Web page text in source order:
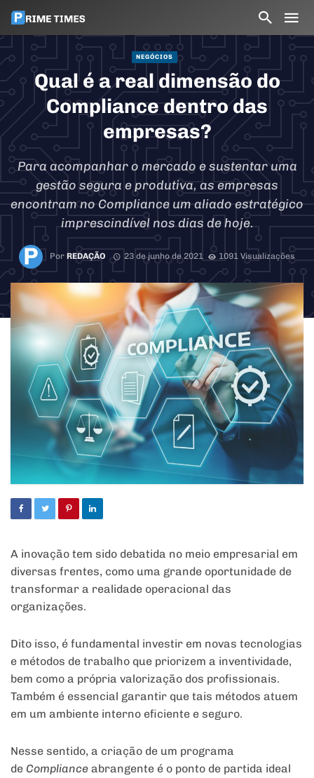
NEGÓCIOS
Qual é a real dimensão do
Compliance dentro das
empresas?
Para acompanhar o mercado e sustentar uma
gestão segura e produtiva, as empresas
encontram no Compliance um aliado estratégico
imprescindível nos dias de hoje.
Por REDAÇÃO 23 de junho de 2021 1091 Visualizações
A inovação tem sido debatida no meio empresarial em
diversas frentes, como uma grande oportunidade de
transformar a realidade operacional das
organizações.
Dito isso, é fundamental investir em novas tecnologias
e métodos de trabalho que priorizem a inventividade,
bem como a própria valorização dos profissionais.
Também é essencial garantir que tais métodos atuem
em um ambiente interno eficiente e seguro.
Nesse sentido, a criação de um programa
de Compliance abrangente é o ponto de partida ideal